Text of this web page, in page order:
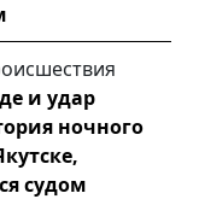
и удар
ночного
судом